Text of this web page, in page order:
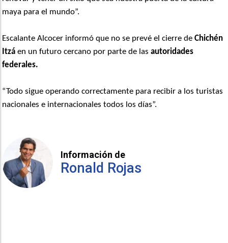
maya para el mundo”.
Escalante Alcocer informó que no se prevé el cierre de Chichén
Itzá en un futuro cercano por parte de lasautoridades
federales.
“Todo sigue operando correctamente para recibir a los turistas
nacionales e internacionales todos los días”.
Información de
Ronald Rojas